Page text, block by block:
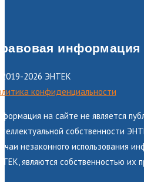
информация
2026 ЭНТЕК
конфиденциальности
на сайте не является
собственности
незаконного использования
являются собственностью их